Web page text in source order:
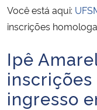
Ministério das Relações
Ministério da Infraestrutura
Ministério da Agricultura,
Você está aqui:
inscrições
Início do conteúdo
Ipê
ingresso